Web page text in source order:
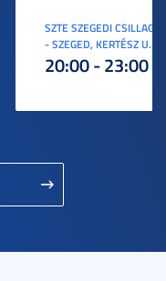
SZTE SZEGEDI
- SZEGED, KERTÉSZ U. 3.
20:00 - 23:00